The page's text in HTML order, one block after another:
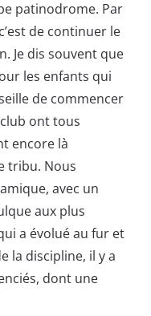
patinodrome. Par
de continuer le
Je dis souvent que
les enfants qui
de commencer
ont tous
encore là
tribu. Nous
avec un
aux plus
a évolué au fur et
la discipline, il y a
dont une